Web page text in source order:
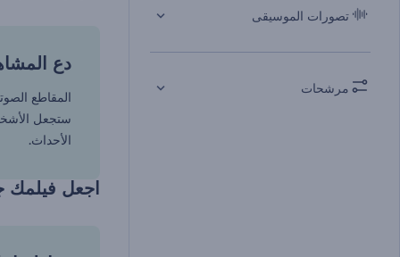
تصورات الموسيقى
مرشحات
دع
المقاطع
ستجعل
الأحداث.
اجعل فيلمك